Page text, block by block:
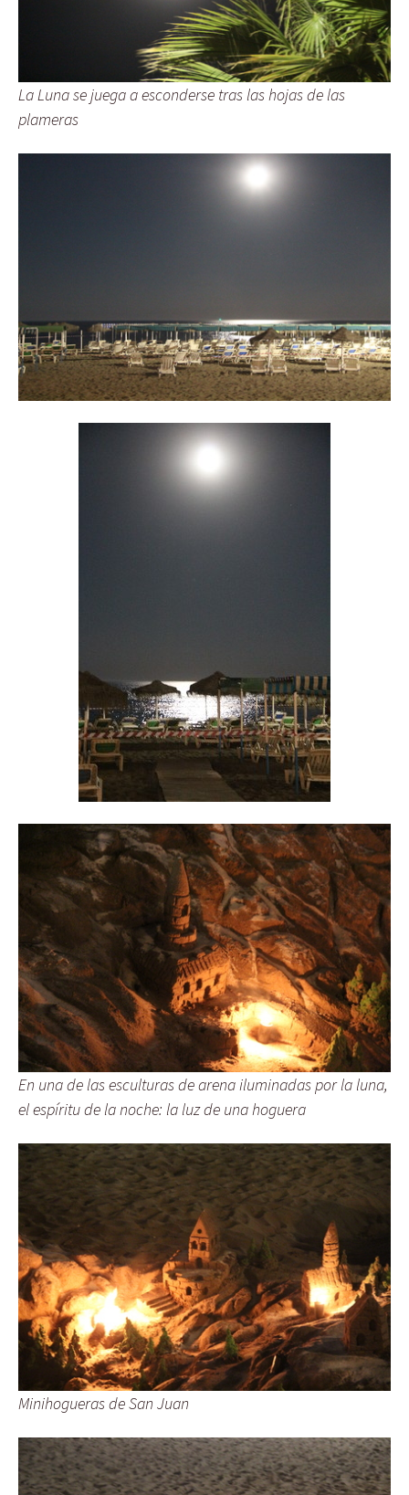
La Luna se juega a esconderse tras las hojas de las
plameras
En una de las esculturas de arena iluminadas por la luna,
el espíritu de la noche: la luz de una hoguera
Minihogueras de San Juan